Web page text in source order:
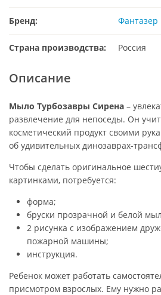
Бренд: Фантазер
Страна производства: Россия
Описание
Мыло Турбозавры Сирена –
развлечение для непоседы. Он
косметический продукт своими
об удивительных динозаврах-
Чтобы сделать оригинальное
картинками, потребуется:
форма;
бруски прозрачной и белой
2 рисунка с изображением
пожарной машины;
инструкция.
Ребенок может работать
присмотром взрослых. Ему нужно